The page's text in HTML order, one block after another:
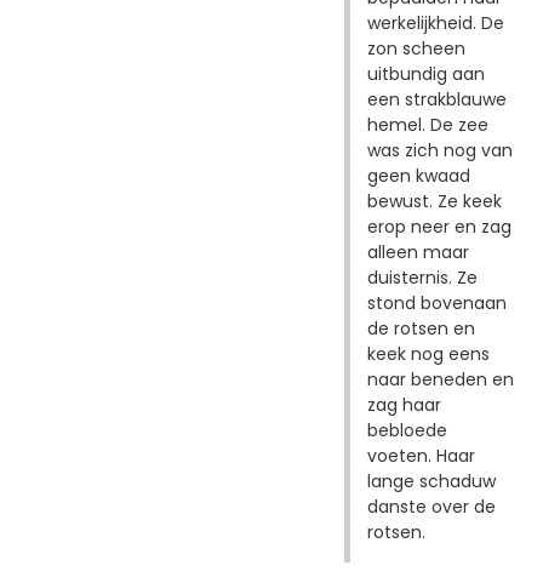
werkelijkheid. De
zon scheen
uitbundig aan
een strakblauwe
hemel. De zee
was zich nog van
geen kwaad
bewust. Ze keek
erop neer en zag
alleen maar
duisternis. Ze
stond bovenaan
de rotsen en
keek nog eens
naar beneden en
zag haar
bebloede
voeten. Haar
lange schaduw
danste over de
rotsen.